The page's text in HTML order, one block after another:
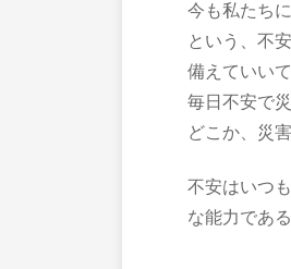
今も私たち
という、不
備えていい
毎日不安で
どこか、災
不安はいつ
な能力であ